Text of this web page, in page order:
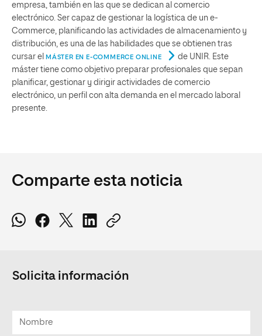
empresa, también en las que se dedican al comercio
electrónico. Ser capaz de gestionar la logística de un e-
Commerce, planificando las actividades de almacenamiento y
distribución, es una de las habilidades que se obtienen tras
cursar el
MÁSTER EN E-COMMERCE ONLINE
de UNIR. Este
máster tiene como objetivo preparar profesionales que sepan
planificar, gestionar y dirigir actividades de comercio
electrónico, un perfil con alta demanda en el mercado laboral
presente.
Comparte esta noticia
Solicita información